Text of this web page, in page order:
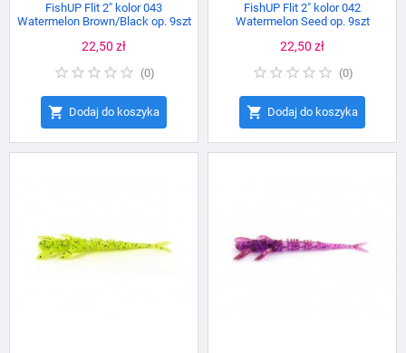
FishUP Flit 2" kolor 043
Watermelon Brown/Black op. 9szt
Cena
22,50 zł
(0)
 Dodaj do koszyka
FishUP Flit 2" kolor 042
Watermelon Seed op. 9szt
Cena
22,50 zł
(0)
 Dodaj do koszyka